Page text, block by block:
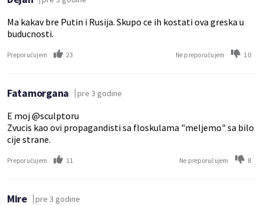
Ma kakav bre Putin i Rusija. Skupo ce ih kostati ova greska u
buducnosti.
Preporučujem 23 Ne preporučujem 10
Fatamorgana pre 3 godine
E moj @sculptoru
Zvucis kao ovi propagandisti sa floskulama "meljemo" sa bilo
cije strane.
Preporučujem 11 Ne preporučujem 8
Mire pre 3 godine